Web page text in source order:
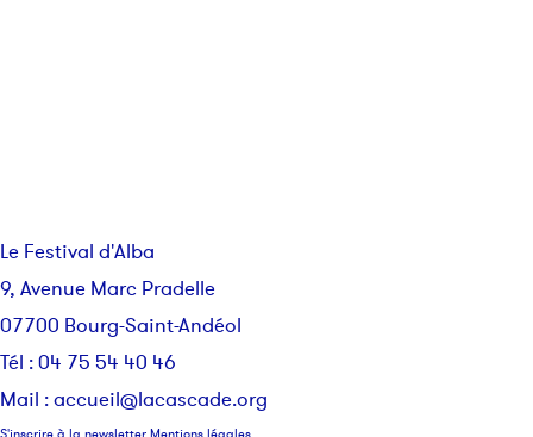
Le Festival d'Alba
9, Avenue Marc Pradelle
07700 Bourg-Saint-Andéol
Tél : 04 75 54 40 46
Mail :accueil@lacascade.org